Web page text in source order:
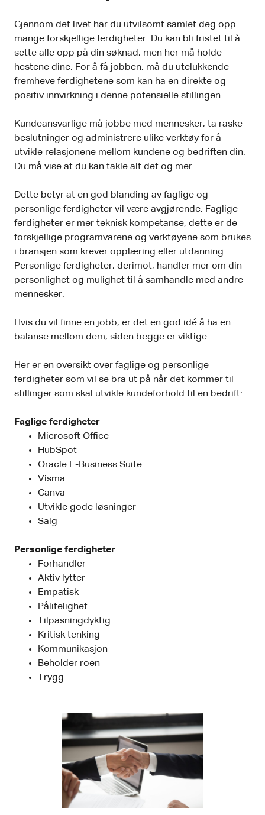
Gjennom det livet har du utvilsomt samlet deg opp
mange forskjellige ferdigheter. Du kan bli fristet til å
sette alle opp på din søknad, men her må holde
hestene dine. For å få jobben, må du utelukkende
fremheve ferdighetene som kan ha en direkte og
positiv innvirkning i denne potensielle stillingen.
Kundeansvarlige må jobbe med mennesker, ta raske
beslutninger og administrere ulike verktøy for å
utvikle relasjonene mellom kundene og bedriften din.
Du må vise at du kan takle alt det og mer.
Dette betyr at en god blanding av faglige og
personlige ferdigheter vil være avgjørende. Faglige
ferdigheter er mer teknisk kompetanse, dette er de
forskjellige programvarene og verktøyene som brukes
i bransjen som krever opplæring eller utdanning.
Personlige ferdigheter, derimot, handler mer om din
personlighet og mulighet til å samhandle med andre
mennesker.
Hvis du vil finne en jobb, er det en god idé å ha en
balanse mellom dem, siden begge er viktige.
Her er en oversikt over faglige og personlige
ferdigheter som vil se bra ut på når det kommer til
stillinger som skal utvikle kundeforhold til en bedrift:
Faglige ferdigheter
Microsoft Office
HubSpot
Oracle E-Business Suite
Visma
Canva
Utvikle gode løsninger
Salg
Personlige ferdigheter
Forhandler
Aktiv lytter
Empatisk
Pålitelighet
Tilpasningdyktig
Kritisk tenking
Kommunikasjon
Beholder roen
Trygg